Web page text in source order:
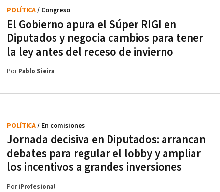
El Gobierno apura el Súper RIGI en
Diputados y negocia cambios para tener
la ley antes del receso de invierno
POLÍTICA/ Congreso
PorPablo Sieira
Jornada decisiva en Diputados: arrancan
debates para regular el lobby y ampliar
los incentivos a grandes inversiones
POLÍTICA/ En comisiones
PoriProfesional